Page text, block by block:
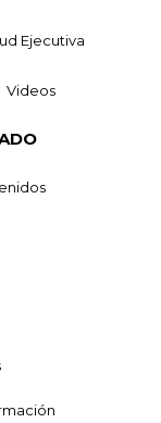
Ejecutiva
Videos